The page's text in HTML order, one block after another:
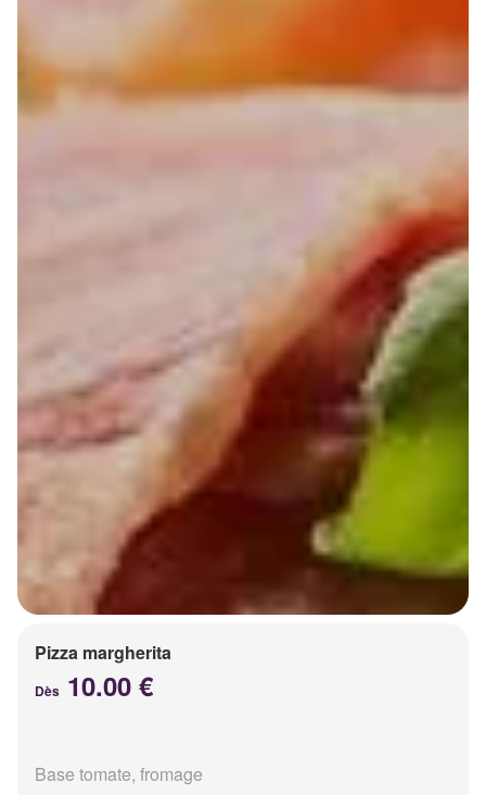
Pizza margherita
Dès 10.00 €
Base tomate, fromage